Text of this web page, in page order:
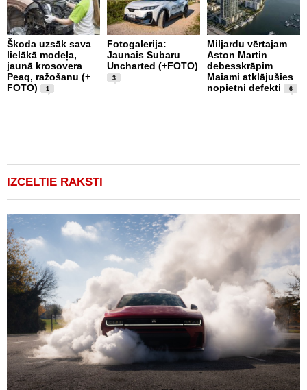
Škoda uzsāk sava
lielākā modeļa,
jaunā krosovera
Peaq, ražošanu (+
FOTO)
1
Fotogalerija:
Jaunais Subaru
Uncharted (+FOTO)
3
Miljardu vērtajam
Aston Martin
debesskrāpim
Maiami atklājušies
nopietni defekti
6
IZCELTIE RAKSTI